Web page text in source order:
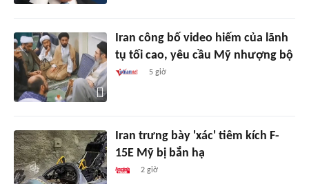
Iran công bố video hiếm của lãnh
tụ tối cao, yêu cầu Mỹ nhượng bộ
5 giờ
Iran trưng bày 'xác' tiêm kích F-
15E Mỹ bị bắn hạ
2 giờ